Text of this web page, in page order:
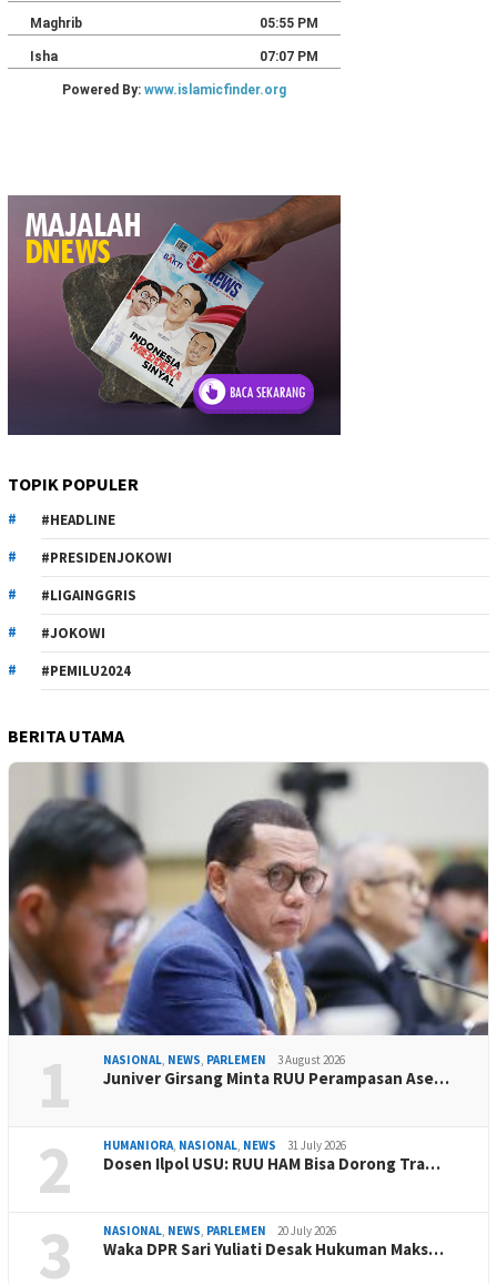
TOPIK POPULER
#HEADLINE
#PRESIDENJOKOWI
#LIGAINGGRIS
#JOKOWI
#PEMILU2024
BERITA UTAMA
1 NASIONAL, NEWS, PARLEMEN 3 August 2026
Juniver Girsang Minta RUU Perampasan Ase…
2 HUMANIORA, NASIONAL, NEWS 31 July 2026
Dosen Ilpol USU: RUU HAM Bisa Dorong Tra…
3 NASIONAL, NEWS, PARLEMEN 20 July 2026
Waka DPR Sari Yuliati Desak Hukuman Maks…